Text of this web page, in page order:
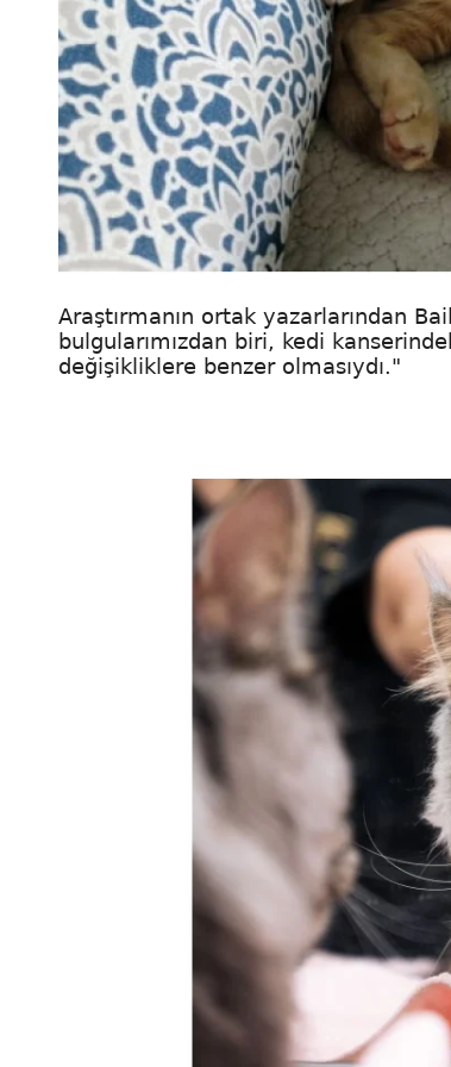
Araştırmanın ortak yazarlarından
bulgularımızdan biri, kedi
değişikliklere benzer olmasıydı."